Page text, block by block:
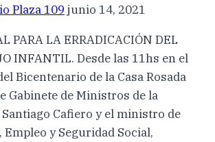
Plaza 109 junio 14, 2021
PARA LA ERRADICACIÓN DEL
INFANTIL. Desde las 11hs en el
Bicentenario de la Casa Rosada
Gabinete de Ministros de la
Cafiero y el ministro de
Empleo y Seguridad Social,